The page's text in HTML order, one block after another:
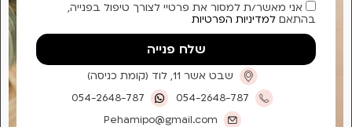
אני מאשר/ת למסור את פרטיי לצורך טיפול בפנייה,
בהתאם למדיניות הפרטיות
שלח פנייה
שבט אשר 11, לוד (קומת כניסה)
054-2648-787
054-2648-787
Pehamipo@gmail.com